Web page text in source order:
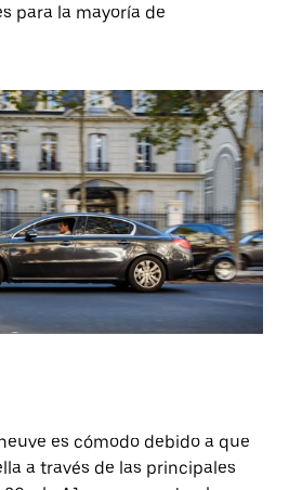
para la mayoría de
es cómodo debido a que
a través de las principales